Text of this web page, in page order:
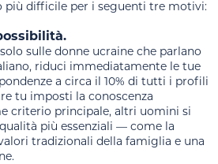
più difficile per i seguenti tre motivi:
sulle donne ucraine che parlano
riduci immediatamente le tue
a circa il 10% di tutti i profili
tu imposti la conoscenza
criterio principale, altri uomini si
più essenziali — come la
tradizionali della famiglia e una